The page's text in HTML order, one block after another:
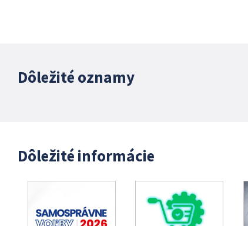
Dôležité oznamy
Dôležité informácie